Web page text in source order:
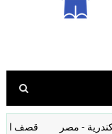
- مصر قصف المانيا